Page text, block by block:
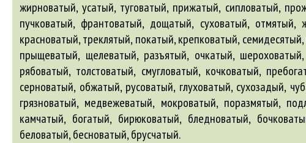
жирноватый, усатый, туговатый, прижатый, сипловатый,
пучковатый, франтоватый, дощатый, суховатый, отмятый,
красноватый, треклятый, покатый, крепковатый,
прыщеватый, щелеватый, разъятый, очкатый,
рябоватый, толстоватый, смугловатый, кочковатый,
серноватый, обжатый, русоватый, глуховатый, сухозадый,
грязноватый, медвежеватый, мокроватый, поразмятый,
камчатый, богатый, бирюковатый, бледноватый,
беловатый,бесноватый,брусчатый.